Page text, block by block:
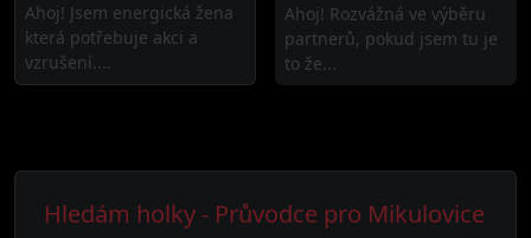
Ahoj! Jsem energická žena
která potřebuje akci a
vzrušení....
Ahoj! Rozvážná ve výběru
partnerů, pokud jsem tu je
to že...
Hledám holky - Průvodce pro Mikulovice